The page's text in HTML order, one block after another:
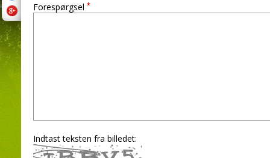
Forespørgsel *
Indtast teksten fra billedet: